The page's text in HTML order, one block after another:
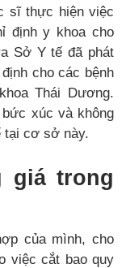
sĩ thực hiện việc
định y khoa cho
Sở Y tế đã phát
cho các bệnh
Thái Dương.
xúc và không
tại cơ sở này.
giá trong
của mình, cho
việc cắt bao quy